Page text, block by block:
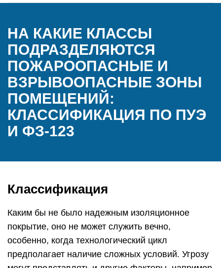
НА КАКИЕ КЛАССЫ
ПОДРАЗДЕЛЯЮТСЯ
ПОЖАРООПАСНЫЕ И
ВЗРЫВООПАСНЫЕ ЗОНЫ
ПОМЕЩЕНИЙ:
КЛАССИФИКАЦИЯ ПО ПУЭ
И ФЗ-123
Классификация
Каким бы не было надежным изоляционное
покрытие, оно не может служить вечно,
особенно, когда технологический цикл
предполагает наличие сложных условий. Угрозу